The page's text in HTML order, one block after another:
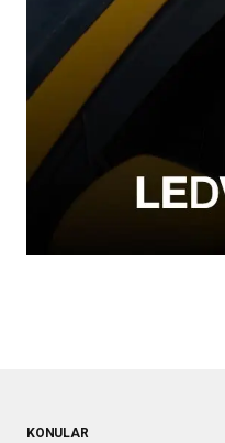
KONULAR